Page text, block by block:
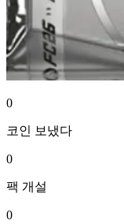
0
코인 보냈다
0
팩 개설
0